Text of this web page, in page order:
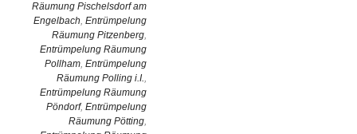
Räumung Pischelsdorf am
Engelbach, Entrümpelung
Räumung Pitzenberg,
Entrümpelung Räumung
Pollham, Entrümpelung
Räumung Polling i.I.,
Entrümpelung Räumung
Pöndorf, Entrümpelung
Räumung Pötting,